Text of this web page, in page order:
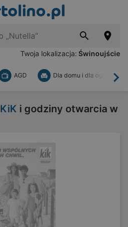
Twoja lokalizacja: Świnoujście
AGD Dla domu i dla ogrodu
KiK i godziny otwarcia w